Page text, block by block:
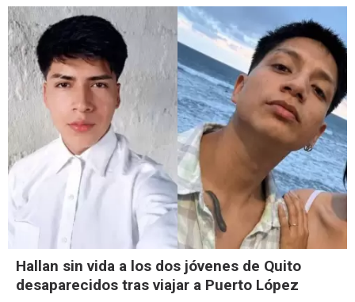
Hallan sin vida a los dos jóvenes de Quito
desaparecidos tras viajar a Puerto López